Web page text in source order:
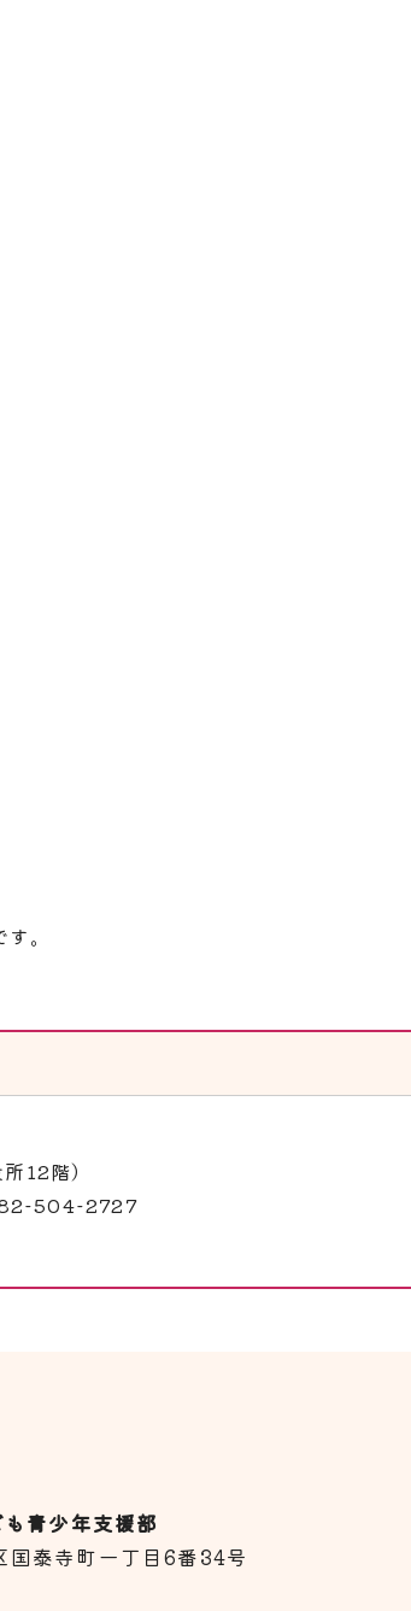
。
12階）
504-2727
青少年支援部
泰寺町一丁目6番34号